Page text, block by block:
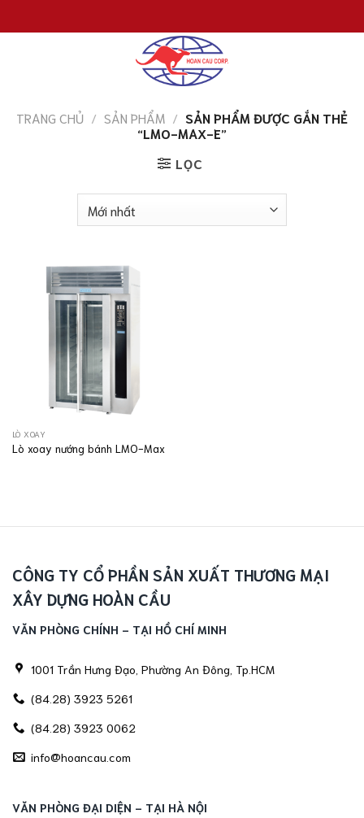
đến
TRANG CHỦ / SẢN PHẨM / SẢN PHẨM ĐƯỢC GẮN THẺ
“LMO-MAX-E”
LỌC
LÒ XOAY
Lò xoay nướng bánh LMO-Max
CÔNG TY CỔ PHẦN SẢN XUẤT THƯƠNG MẠI
XÂY DỰNG HOÀN CẦU
VĂN PHÒNG CHÍNH - TẠI HỒ CHÍ MINH
1001 Trần Hưng Đạo, Phường An Đông, Tp.HCM
(84.28) 3923 5261
(84.28) 3923 0062
info@hoancau.com
VĂN PHÒNG ĐẠI DIỆN - TẠI HÀ NỘI